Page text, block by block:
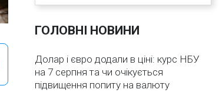
ГОЛОВНІ НОВИНИ
Долар і євро додали в ціні: курс НБУ
на 7 серпня та чи очікується
підвищення попиту на валюту